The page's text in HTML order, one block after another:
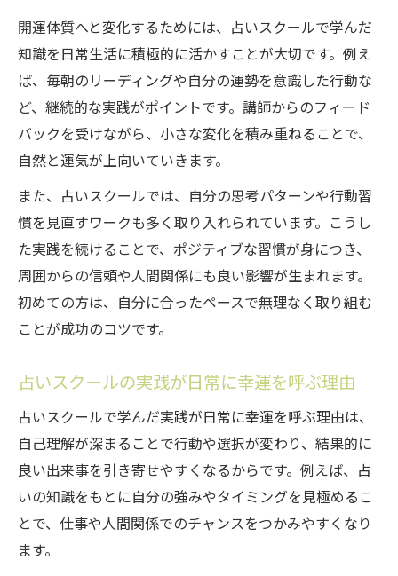
開運体質へと変化するためには、占いスクールで学んだ
知識を日常生活に積極的に活かすことが大切です。例え
ば、毎朝のリーディングや自分の運勢を意識した行動な
ど、継続的な実践がポイントです。講師からのフィード
バックを受けながら、小さな変化を積み重ねることで、
自然と運気が上向いていきます。
また、占いスクールでは、自分の思考パターンや行動習
慣を見直すワークも多く取り入れられています。こうし
た実践を続けることで、ポジティブな習慣が身につき、
周囲からの信頼や人間関係にも良い影響が生まれます。
初めての方は、自分に合ったペースで無理なく取り組む
ことが成功のコツです。
占いスクールの実践が日常に幸運を呼ぶ理由
占いスクールで学んだ実践が日常に幸運を呼ぶ理由は、
自己理解が深まることで行動や選択が変わり、結果的に
良い出来事を引き寄せやすくなるからです。例えば、占
いの知識をもとに自分の強みやタイミングを見極めるこ
とで、仕事や人間関係でのチャンスをつかみやすくなり
ます。